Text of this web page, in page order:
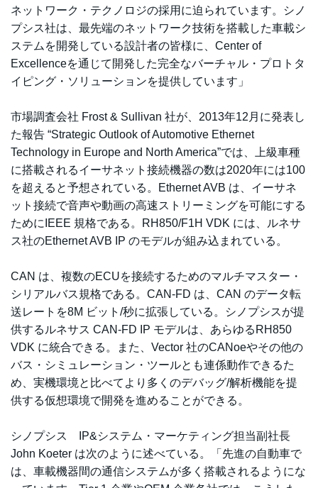
ネットワーク・テクノロジの採用に迫られています。シノ
プシス社は、最先端のネットワーク技術を搭載した車載シ
ステムを開発している設計者の皆様に、Center of
Excellenceを通じて開発した完全なバーチャル・プロトタ
イピング・ソリューションを提供しています」
市場調査会社 Frost & Sullivan 社が、2013年12月に発表し
た報告 “Strategic Outlook of Automotive Ethernet
Technology in Europe and North America”では、上級車種
に搭載されるイーサネット接続機器の数は2020年には100
を超えると予想されている。Ethernet AVB は、イーサネ
ット接続で音声や動画の高速ストリーミングを可能にする
ためにIEEE 規格である。RH850/F1H VDK には、ルネサ
ス社のEthernet AVB IP のモデルが組み込まれている。
CAN は、複数のECUを接続するためのマルチマスター・
シリアルバス規格である。CAN-FD は、CAN のデータ転
送レートを8M ビット/秒に拡張している。シノプシスが提
供するルネサス CAN-FD IP モデルは、あらゆるRH850
VDK に統合できる。また、Vector 社のCANoeやその他の
バス・シミュレーション・ツールとも連係動作できるた
め、実機環境と比べてより多くのデバッグ/解析機能を提
供する仮想環境で開発を進めることができる。
シノプシス IP&システム・マーケティング担当副社長
John Koeter は次のように述べている。「先進の自動車で
は、車載機器間の通信システムが多く搭載されるようにな